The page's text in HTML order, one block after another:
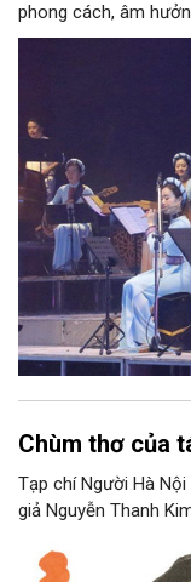
phong cách, âm
phối khí mới trên
Nam, đồng thời phải
Chùm thơ của
Tạp chí Người Hà
giả Nguyễn Thanh